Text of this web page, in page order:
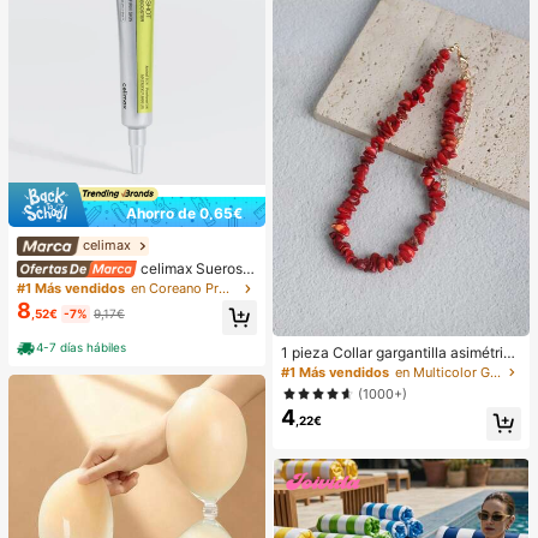
Ahorro de 0,65€
celimax
celimax Sueros y
tratamiento facial
#1 Más vendidos en Coreano Protección de la piel
8,52€ -7% 9,17€
4-7 días hábiles
1 pieza Collar gargantilla asimétrico
ajustable de estilo bohemio en colo
r rojo natural, joyería de uso diario Y
2K, regalo para el Día de la Madre
#1 Más vendidos
en Multicolor Gargantillas para mujer
(1000+)
4 ,22€